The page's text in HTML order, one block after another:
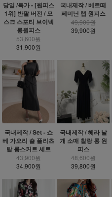
당일 /특가 - [원피스
1위] 반팔 버전 / 모
스크 스포티 브이넥
롱원피스
53,600원
31,900원
국내제작 / 베르떼
페미닌 랩 원피스
49,900원
39,900원
국내제작 / Set - 쇼
베 가오리 숄 플리츠
탑 롱스커트 세트
43,900원
34,900원
국내제작 / 헤라 날
개 소매 찰랑 롱 원
피스
48,600원
39,800원